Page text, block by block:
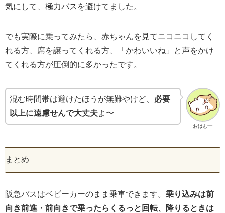
気にして、極力バスを避けてました。
でも実際に乗ってみたら、赤ちゃんを見てニコニコしてく
れる方、席を譲ってくれる方、「かわいいね」と声をかけ
てくれる方が圧倒的に多かったです。
おはむー
混む時間帯は避けたほうが無難やけど、 必要
以上に遠慮せんで大丈夫よ〜
まとめ
阪急バスはベビーカーのまま乗車できます。 乗り込みは前
向き前進・前向きで乗ったらくるっと回転、降りるときは